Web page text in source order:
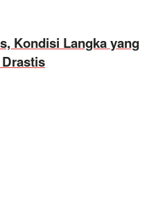
Kondisi Langka yang